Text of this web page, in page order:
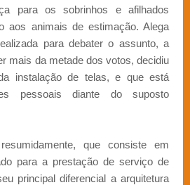
para os sobrinhos e afilhados
aos animais de estimação. Alega
para debater o assunto, a
mais da metade dos votos, decidiu
instalação de telas, e que está
pessoais diante do suposto
que consiste em
para a prestação de serviço de
principal diferencial a arquitetura